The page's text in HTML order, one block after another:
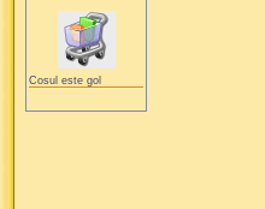
Cosul este gol